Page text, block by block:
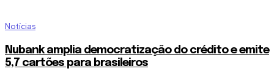
Notícias
Nubank amplia democratização do crédito e emite
5,7 cartões para brasileiros